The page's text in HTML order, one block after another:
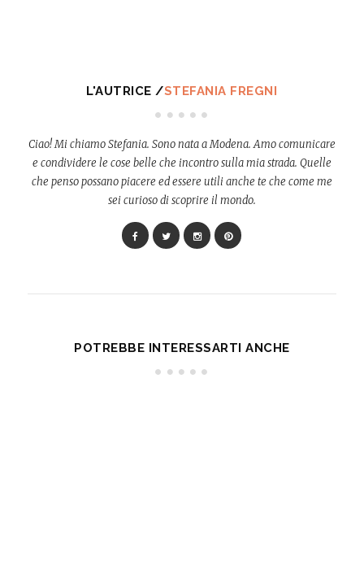
L'AUTRICE /STEFANIA FREGNI
Ciao! Mi chiamo Stefania. Sono nata a Modena. Amo comunicare
e condividere le cose belle che incontro sulla mia strada. Quelle
che penso possano piacere ed essere utili anche te che come me
sei curioso di scoprire il mondo.
POTREBBE INTERESSARTI ANCHE